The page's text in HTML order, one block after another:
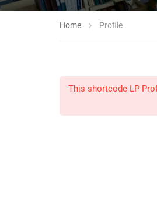
Home Profile
This shortcode LP